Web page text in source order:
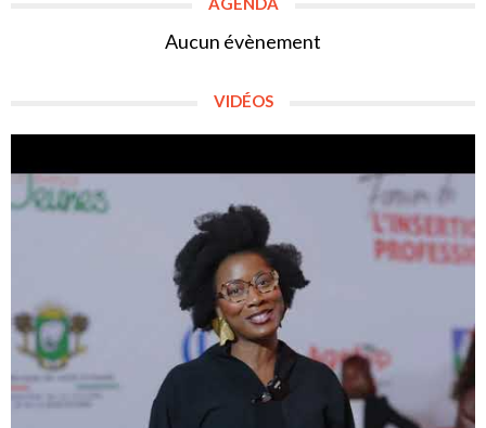
Aucun évènement
VIDÉOS